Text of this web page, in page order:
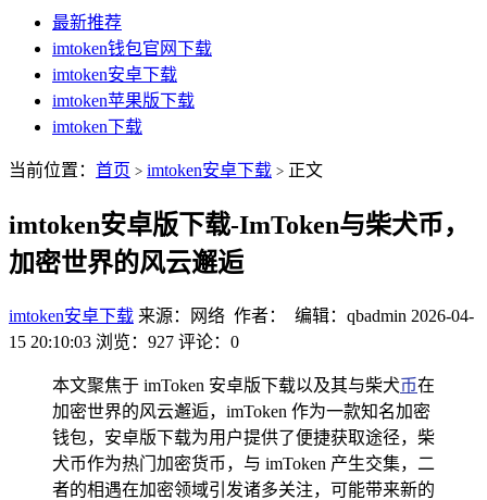
最新推荐
imtoken钱包官网下载
imtoken安卓下载
imtoken苹果版下载
imtoken下载
当前位置： 首页 > imtoken安卓下载 > 正文
imtoken安卓版下载-ImToken与柴犬币，
加密世界的风云邂逅
imtoken安卓下载 来源：网络 作者： 编辑：qbadmin 2026-04-
15 20:10:03 浏览：927 评论：0
本文聚焦于 imToken 安卓版下载以及其与柴犬币在
加密世界的风云邂逅，imToken 作为一款知名加密
钱包，安卓版下载为用户提供了便捷获取途径，柴
犬币作为热门加密货币，与 imToken 产生交集，二
者的相遇在加密领域引发诸多关注，可能带来新的